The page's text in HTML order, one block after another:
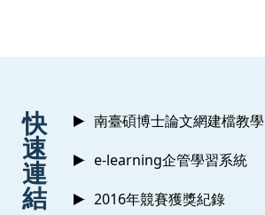
快
速
連
結
南臺碩博士論文網建檔教學
e-learning企管學習系統
2016年競賽獲獎紀錄